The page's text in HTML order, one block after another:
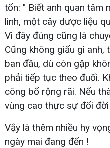
tốn: " Biết anh quan tâm
linh, một cây dược liệu
Vì đây đúng cũng là
Cũng không giấu gì anh,
ban đầu, dù còn gặp
phải tiếp tục theo đuổi.
công bố rộng rãi. Nếu
vùng cao thực sự đổi đời
Vậy là thêm nhiều hy
ngày mai đang đến !